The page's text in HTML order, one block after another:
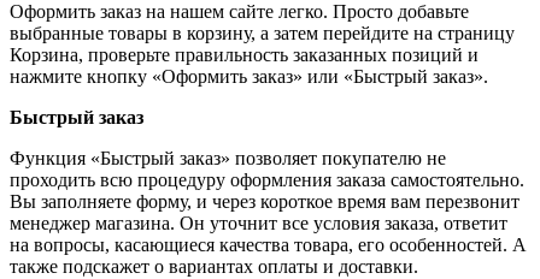
Оформить заказ на нашем сайте легко. Просто добавьте
выбранные товары в корзину, а затем перейдите на страницу
Корзина, проверьте правильность заказанных позиций и
нажмите кнопку «Оформить заказ» или «Быстрый заказ».
Быстрый заказ
Функция «Быстрый заказ» позволяет покупателю не
проходить всю процедуру оформления заказа самостоятельно.
Вы заполняете форму, и через короткое время вам перезвонит
менеджер магазина. Он уточнит все условия заказа, ответит
на вопросы, касающиеся качества товара, его особенностей. А
также подскажет о вариантах оплаты и доставки.